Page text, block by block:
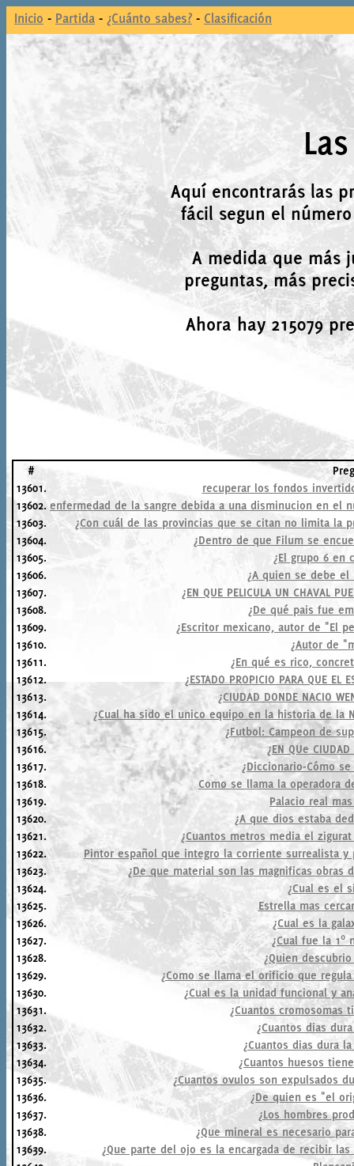
Inicio - Partida - ¿Cuánto sabes? - Clasificación
Aquí encontrarás las
fácil segun el
A medida que más
preguntas, más
Ahora hay 215079
#
13601.
recuperar los fondos
13602. enfermedad de la sangre debida a una disminucion en el
13603.
¿Con cuál de las provincias que se citan no limita la
13604.
¿Dentro de que Filum se
13605.
¿El grupo 6 en
13606.
¿A quien se debe
13607.
¿EN QUE PELICULA UN CHAVAL
13608.
¿De qué pais fue
13609.
¿Escritor mexicano, autor de "El
13610.
¿Autor de
13611.
¿En qué es rico,
13612.
¿ESTADO PROPICIO PARA QUE EL
13613.
¿CIUDAD DONDE NACIO
13614.
¿Cual ha sido el unico equipo en la historia de la
13615.
¿Futbol: Campeon de
13616.
¿EN QUe CIUDAD
13617.
¿Diccionario-Cómo
13618.
Como se llama la operadora
13619.
Palacio real
13620.
¿A que dios estaba
13621.
¿Cuantos metros media el
13622.
Pintor español que integro la corriente surrealista
13623.
¿De que material son las magnificas obras
13624.
¿Cual es el
13625.
Estrella mas
13626.
¿Cual es la
13627.
¿Cual fue la 1º
13628.
¿Quien
13629.
¿Como se llama el orificio que
13630.
¿Cual es la unidad funcional y
13631.
¿Cuantos cromosomas
13632.
¿Cuantos dias
13633.
¿Cuantos dias dura
13634.
¿Cuantos huesos
13635.
¿Cuantos ovulos son expulsados
13636.
¿De quien es "el
13637.
¿Los hombres
13638.
¿Que mineral es necesario
13639.
¿Que parte del ojo es la encargada de recibir